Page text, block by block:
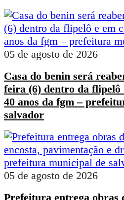
05 de agosto de 2026
Casa do benin será
feira (6) dentro da flipelô
40 anos da fgm –
salvador
05 de agosto de 2026
Prefeitura entrega obras